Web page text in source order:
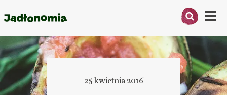
Menu
O MNIE
PRZEPISY
25 kwietnia 2016